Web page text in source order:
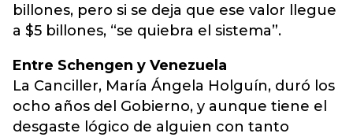
billones, pero si se deja que ese valor llegue
a $5 billones, “se quiebra el sistema”.
Entre Schengen y Venezuela
La Canciller, María Ángela Holguín, duró los
ocho años del Gobierno, y aunque tiene el
desgaste lógico de alguien con tanto